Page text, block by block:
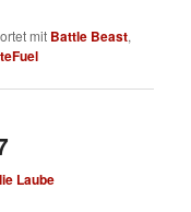
mit Battle Beast,
Laube